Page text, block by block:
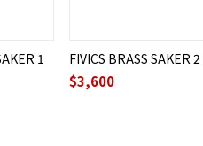
1 FIVICS BRASS SAKER 2
$3,600